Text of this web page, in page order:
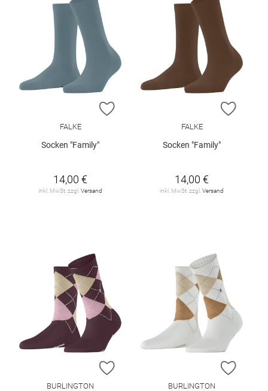
ZUR WUNSCHLISTE HINZUFÜGEN
FALKE
Socken "Family"
14,00 €
inkl. MwSt. zzgl. Versand
ZUR
FALKE
Socken "Family"
14,00 €
inkl. MwSt. zzgl. Versand
ZUR WUNSCHLISTE HINZUFÜGEN
BURLINGTON
ZUR
BURLINGTON